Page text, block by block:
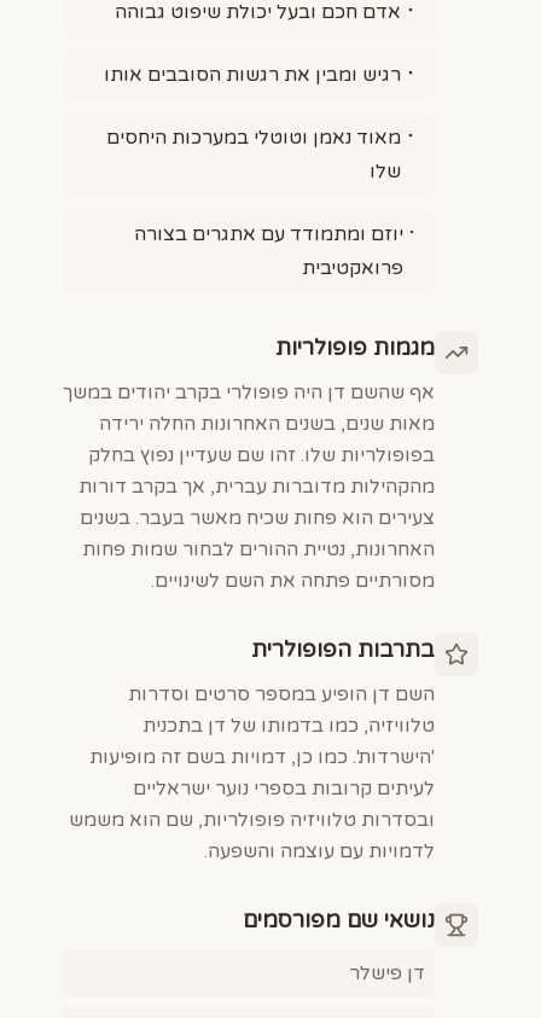
אדם חכם ובעל יכולת שיפוט גבוהה
רגיש ומבין את רגשות הסובבים אותו
מאוד נאמן וטוטלי במערכות היחסים
שלו
יוזם ומתמודד עם אתגרים בצורה
פרואקטיבית
מגמות פופולריות
אף שהשם דן היה פופולרי בקרב יהודים במשך
מאות שנים, בשנים האחרונות החלה ירידה
בפופולריות שלו. זהו שם שעדיין נפוץ בחלק
מהקהילות מדוברות עברית, אך בקרב דורות
צעירים הוא פחות שכיח מאשר בעבר. בשנים
האחרונות, נטיית ההורים לבחור שמות פחות
מסורתיים פתחה את השם לשינויים.
בתרבות הפופולרית
השם דן הופיע במספר סרטים וסדרות
טלוויזיה, כמו בדמותו של דן בתכנית
'הישרדות'. כמו כן, דמויות בשם זה מופיעות
לעיתים קרובות בספרי נוער ישראליים
ובסדרות טלוויזיה פופולריות, שם הוא משמש
לדמויות עם עוצמה והשפעה.
נושאי שם מפורסמים
דן פישלר